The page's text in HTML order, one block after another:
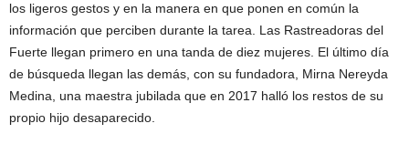
los ligeros gestos y en la manera en que ponen en común la
información que perciben durante la tarea. Las Rastreadoras del
Fuerte llegan primero en una tanda de diez mujeres. El último día
de búsqueda llegan las demás, con su fundadora, Mirna Nereyda
Medina, una maestra jubilada que en 2017 halló los restos de su
propio hijo desaparecido.